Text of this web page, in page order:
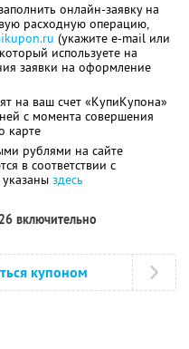
онлайн-заявку на
расходную операцию,
(укажите e-mail или
используете на
заявки на оформление
на ваш счет «КупиКупона»
с момента совершения
карте
рублями на сайте
в соответствии с
здесь
включительно
купоном